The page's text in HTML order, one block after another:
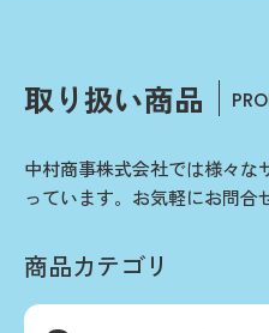
取り扱い商品
中村商事株式会社では様々な
っています。お気軽にお問合
商品カテゴリ